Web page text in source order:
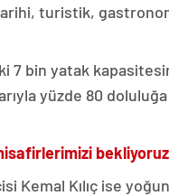
turistik,
7 bin yatak
yüzde 80 doluluğa
Kemal Kılıç ise